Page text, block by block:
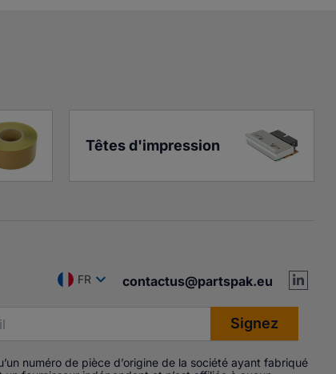
Têtes d'impression
FR contactus@partspak.eu
numéro de pièce d’origine de la société ayant fabriqué